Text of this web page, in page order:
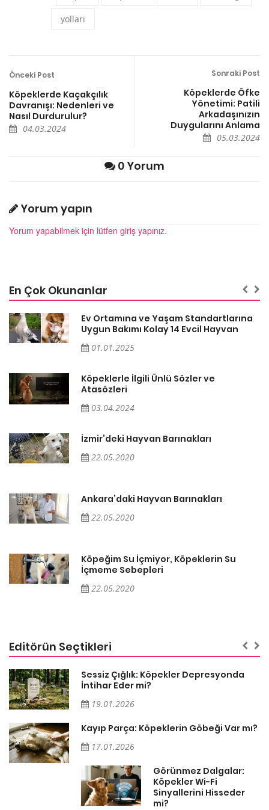
yolları
Önceki Post
Köpeklerde Kaçakçılık
Davranışı: Nedenleri ve
Nasıl Durdurulur?
04.03.2024
Sonraki Post
Köpeklerde Öfke
Yönetimi: Patili
Arkadaşınızın
Duygularını Anlama
05.03.2024
0 Yorum
Yorum yapın
Yorum yapabilmek için lütfen giriş yapınız.
En Çok Okunanlar
Ev Ortamına ve Yaşam Standartlarına
Uygun Bakımı Kolay 14 Evcil Hayvan
01.01.2025
Köpeklerle İlgili Ünlü Sözler ve
Atasözleri
03.04.2024
İzmir’deki Hayvan Barınakları
22.05.2020
Ankara’daki Hayvan Barınakları
22.05.2020
Köpeğim Su İçmiyor, Köpeklerin Su
İçmeme Sebepleri
22.05.2020
Editörün Seçtikleri
Sessiz Çığlık: Köpekler Depresyonda
İntihar Eder mi?
19.01.2026
Kayıp Parça: Köpeklerin Göbeği Var mı?
17.01.2026
Görünmez Dalgalar:
Köpekler Wi-Fi
Sinyallerini Hisseder
mi?